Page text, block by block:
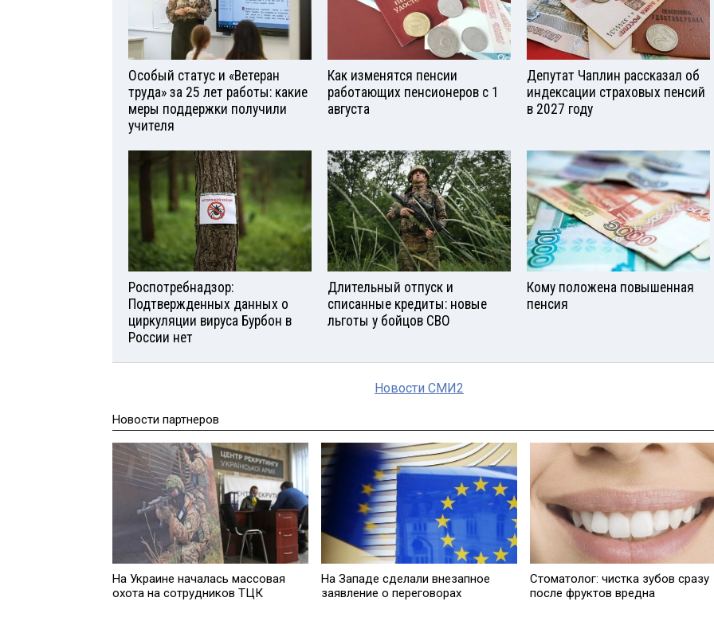
Особый статус и «Ветеран
труда» за 25 лет работы: какие
меры поддержки получили
учителя
Как изменятся пенсии
работающих пенсионеров с 1
августа
Депутат Чаплин рассказал об
индексации страховых пенсий
в 2027 году
Роспотребнадзор:
Подтвержденных данных о
циркуляции вируса Бурбон в
России нет
Длительный отпуск и
списанные кредиты: новые
льготы у бойцов СВО
Кому положена повышенная
пенсия
Новости СМИ2
Новости партнеров
На Украине началась массовая
охота на сотрудников ТЦК
На Западе сделали внезапное
заявление о переговорах
Стоматолог: чистка зубов сразу
после фруктов вредна